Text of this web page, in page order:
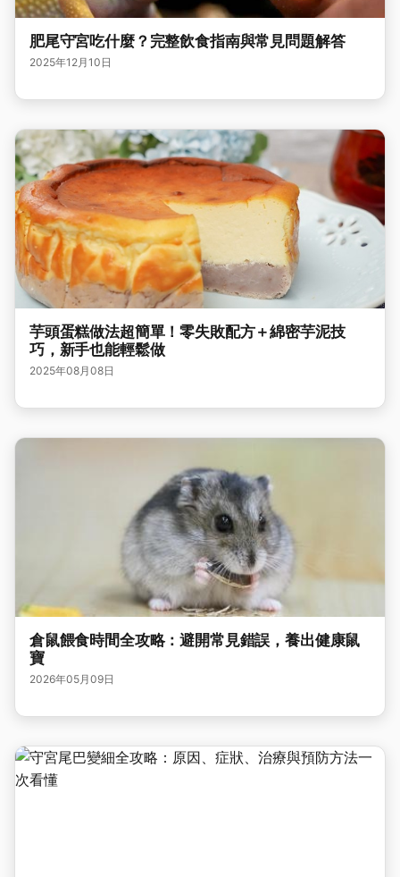
肥尾守宮吃什麼？完整飲食指南與常見問題解答
2025年12月10日
芋頭蛋糕做法超簡單！零失敗配方＋綿密芋泥技
巧，新手也能輕鬆做
2025年08月08日
倉鼠餵食時間全攻略：避開常見錯誤，養出健康鼠
寶
2026年05月09日